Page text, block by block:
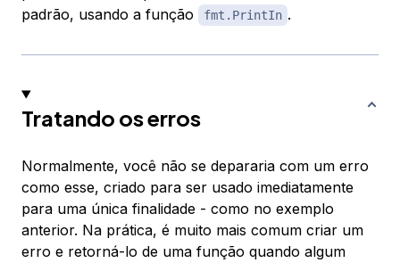
padrão, usando a função
fmt.PrintIn .
Tratando os erros
Normalmente, você não se depararia com um erro
como esse, criado para ser usado imediatamente
para uma única finalidade - como no exemplo
anterior. Na prática, é muito mais comum criar um
erro e retorná-lo de uma função quando algum